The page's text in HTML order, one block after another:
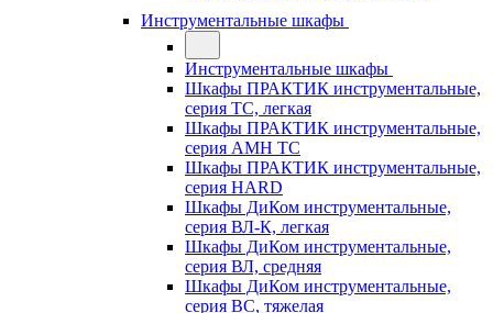
Инструментальные шкафы
Инструментальные шкафы
Шкафы ПРАКТИК инструментальные,
серия TC, легкая
Шкафы ПРАКТИК инструментальные,
серия AMH TC
Шкафы ПРАКТИК инструментальные,
серия HARD
Шкафы ДиКом инструментальные,
cерия ВЛ-К, легкая
Шкафы ДиКом инструментальные,
серия ВЛ, средняя
Шкафы ДиКом инструментальные,
серия ВС, тяжелая